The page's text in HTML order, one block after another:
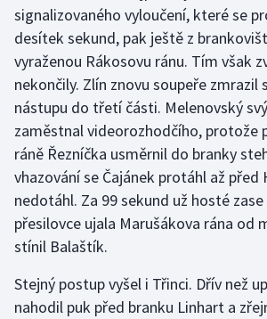
Plážový volejbal
Ragby
Rychlobruslení
Rychlostní kanoistika
Short track
Stolní tenis
signalizovaného vyloučení, které se
desítek sekund, pak ještě z
vyraženou Rákosovu ránu. Tím však
nekončily. Zlín znovu soupeře zmrazil
nástupu do třetí části. Melenovský
zaměstnal videorozhodčího, protože
ráně Řezníčka usměrnil do branky
vhazování se Čajánek protáhl až před
nedotáhl. Za 99 sekund už hosté
přesilovce ujala Marušákova rána od
stínil Balaštík.
Stejný postup vyšel i Třinci. Dřív než
nahodil puk před branku Linhart a